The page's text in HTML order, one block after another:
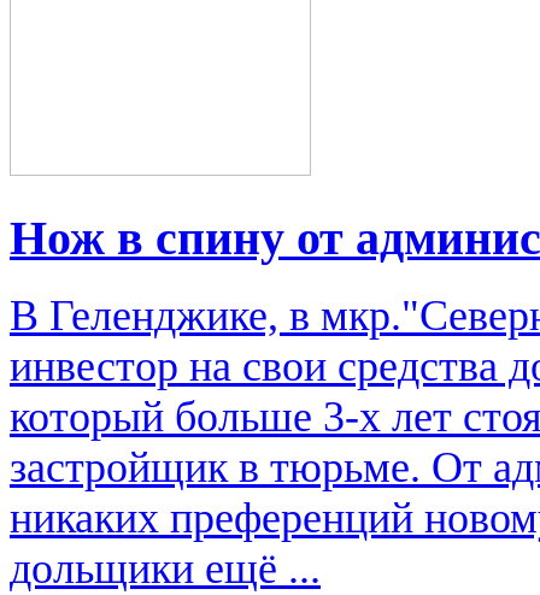
Нож в спину от
В Геленджике, в
инвестор на свои средства
который больше 3-х лет
застройщик в тюрьме. От
никаких преференций
дольщики ещё ...